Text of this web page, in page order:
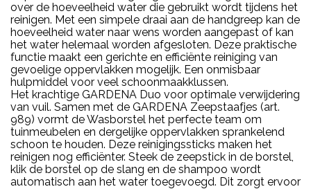
over de hoeveelheid water die gebruikt wordt tijdens het
reinigen. Met een simpele draai aan de handgreep kan de
hoeveelheid water naar wens worden aangepast of kan
het water helemaal worden afgesloten. Deze praktische
functie maakt een gerichte en efficiënte reiniging van
gevoelige oppervlakken mogelijk. Een onmisbaar
hulpmiddel voor veel schoonmaakklussen.
Het krachtige GARDENA Duo voor optimale verwijdering
van vuil. Samen met de GARDENA Zeepstaafjes (art.
989) vormt de Wasborstel het perfecte team om
tuinmeubelen en dergelijke oppervlakken sprankelend
schoon te houden. Deze reinigingssticks maken het
reinigen nog efficiënter. Steek de zeepstick in de borstel,
klik de borstel op de slang en de shampoo wordt
automatisch aan het water toegevoegd. Dit zorgt ervoor